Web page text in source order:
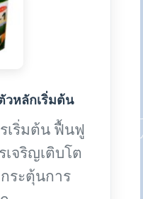
วหลักเริ่มต้น
เริ่มต้น ฟื้นฟู
จริญเติบโต
ระตุ้นการ